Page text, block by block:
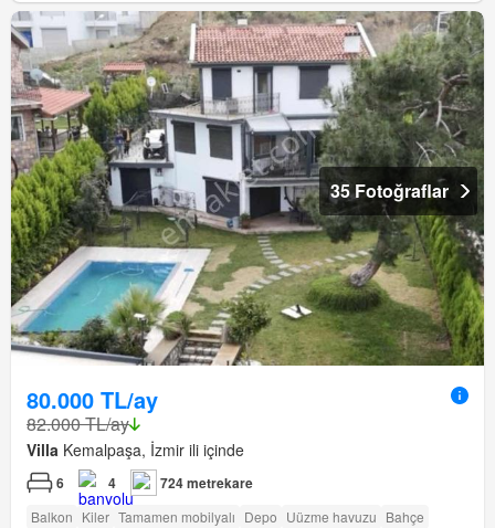
35 Fotoğraflar
80.000 TL/ay
82.000 TL/ay
Villa Kemalpaşa, İzmir ili içinde
6 4 724 metrekare
Balkon Kiler Tamamen mobilyalı Depo Uüzme havuzu Bahçe